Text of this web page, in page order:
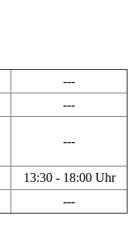
---
---
---
13:30 - 18:00 Uhr
---